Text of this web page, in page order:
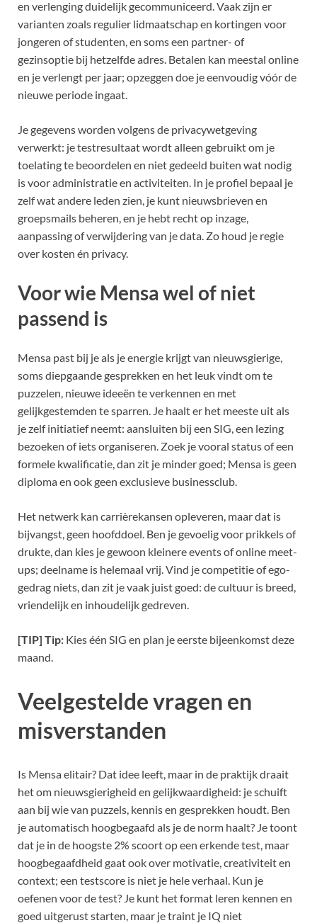
en verlenging duidelijk gecommuniceerd. Vaak zijn er
varianten zoals regulier lidmaatschap en kortingen voor
jongeren of studenten, en soms een partner- of
gezinsoptie bij hetzelfde adres. Betalen kan meestal online
en je verlengt per jaar; opzeggen doe je eenvoudig vóór de
nieuwe periode ingaat.
Je gegevens worden volgens de privacywetgeving
verwerkt: je testresultaat wordt alleen gebruikt om je
toelating te beoordelen en niet gedeeld buiten wat nodig
is voor administratie en activiteiten. In je profiel bepaal je
zelf wat andere leden zien, je kunt nieuwsbrieven en
groepsmails beheren, en je hebt recht op inzage,
aanpassing of verwijdering van je data. Zo houd je regie
over kosten én privacy.
Voor wie Mensa wel of niet
passend is
Mensa past bij je als je energie krijgt van nieuwsgierige,
soms diepgaande gesprekken en het leuk vindt om te
puzzelen, nieuwe ideeën te verkennen en met
gelijkgestemden te sparren. Je haalt er het meeste uit als
je zelf initiatief neemt: aansluiten bij een SIG, een lezing
bezoeken of iets organiseren. Zoek je vooral status of een
formele kwalificatie, dan zit je minder goed; Mensa is geen
diploma en ook geen exclusieve businessclub.
Het netwerk kan carrièrekansen opleveren, maar dat is
bijvangst, geen hoofddoel. Ben je gevoelig voor prikkels of
drukte, dan kies je gewoon kleinere events of online meet-
ups; deelname is helemaal vrij. Vind je competitie of ego-
gedrag niets, dan zit je vaak juist goed: de cultuur is breed,
vriendelijk en inhoudelijk gedreven.
[TIP] Tip: Kies één SIG en plan je eerste bijeenkomst deze
maand.
Veelgestelde vragen en
misverstanden
Is Mensa elitair? Dat idee leeft, maar in de praktijk draait
het om nieuwsgierigheid en gelijkwaardigheid: je schuift
aan bij wie van puzzels, kennis en gesprekken houdt. Ben
je automatisch hoogbegaafd als je de norm haalt? Je toont
dat je in de hoogste 2% scoort op een erkende test, maar
hoogbegaafdheid gaat ook over motivatie, creativiteit en
context; een testscore is niet je hele verhaal. Kun je
oefenen voor de test? Je kunt het format leren kennen en
goed uitgerust starten, maar je traint je IQ niet